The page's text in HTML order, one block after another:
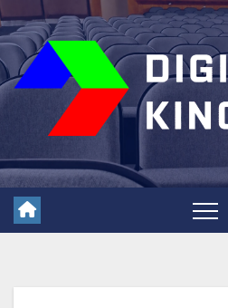
Skip
to
content